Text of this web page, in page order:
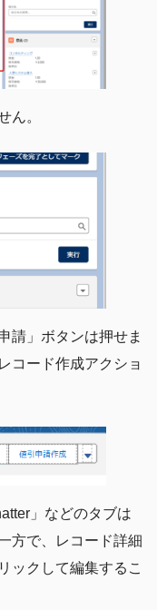
ん。
請」ボタンは押せま
コード作成アクショ
」などのタブは
方で、レコード詳細
ックして編集するこ